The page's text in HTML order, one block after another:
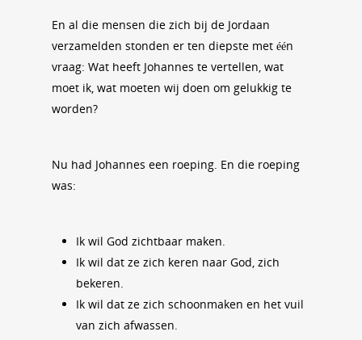
En al die mensen die zich bij de Jordaan
verzamelden stonden er ten diepste met één
vraag: Wat heeft Johannes te vertellen, wat
moet ik, wat moeten wij doen om gelukkig te
worden?
Nu had Johannes een roeping. En die roeping
was:
Ik wil God zichtbaar maken.
Ik wil dat ze zich keren naar God, zich
bekeren.
Ik wil dat ze zich schoonmaken en het vuil
van zich afwassen.